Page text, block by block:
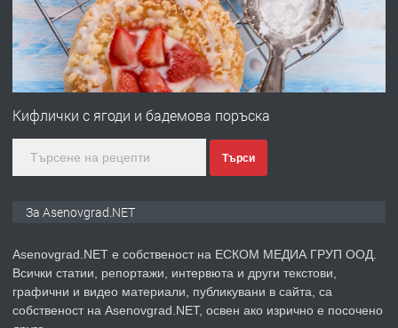
преди 1 година
Професионална зеленчукорезачка
преди 2 години
ПРЕДЛАГА Давам индивидуалани уроци по
Кифлички с ягоди и бадемова поръска
Търси
За Asenovgrad.NET
Asenovgrad.NET е собственост на ЕСКОМ МЕДИА ГРУП ООД.
Всички статии, репортажи, интервюта и други текстови,
графични и видео материали, публикувани в сайта, са
собственост на Asenovgrad.NET, освен ако изрично е посочено